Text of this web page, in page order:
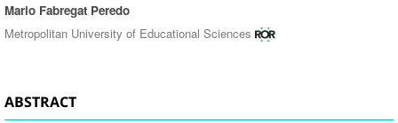
Authors
Mario Fabregat Peredo
Metropolitan University of Educational Sciences
ABSTRACT